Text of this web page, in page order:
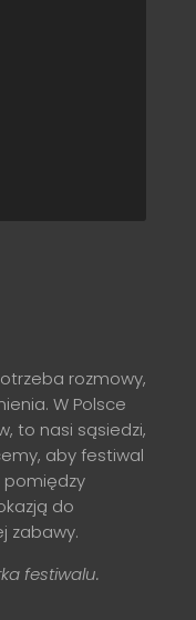
rozmowy,
W Polsce
to nasi sąsiedzi,
aby festiwal
pomiędzy
do
zabawy.
festiwalu.